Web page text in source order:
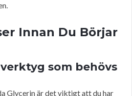
Innan Du Börjar
som behövs
Glycerin är det viktigt att du har